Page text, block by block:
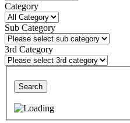
Category
Sub Category
3rd Category
Search